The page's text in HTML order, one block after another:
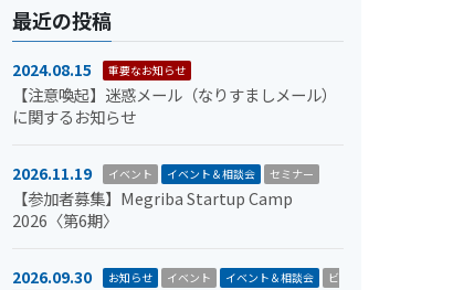
最近の投稿
2024.08.15 重要なお知らせ
【注意喚起】迷惑メール（なりすましメール）
に関するお知らせ
2026.11.19 イベント イベント＆相談会 セミナー
【参加者募集】Megriba Startup Camp
2026〈第6期〉
2026.09.30 お知らせ イベント イベント＆相談会
ビ